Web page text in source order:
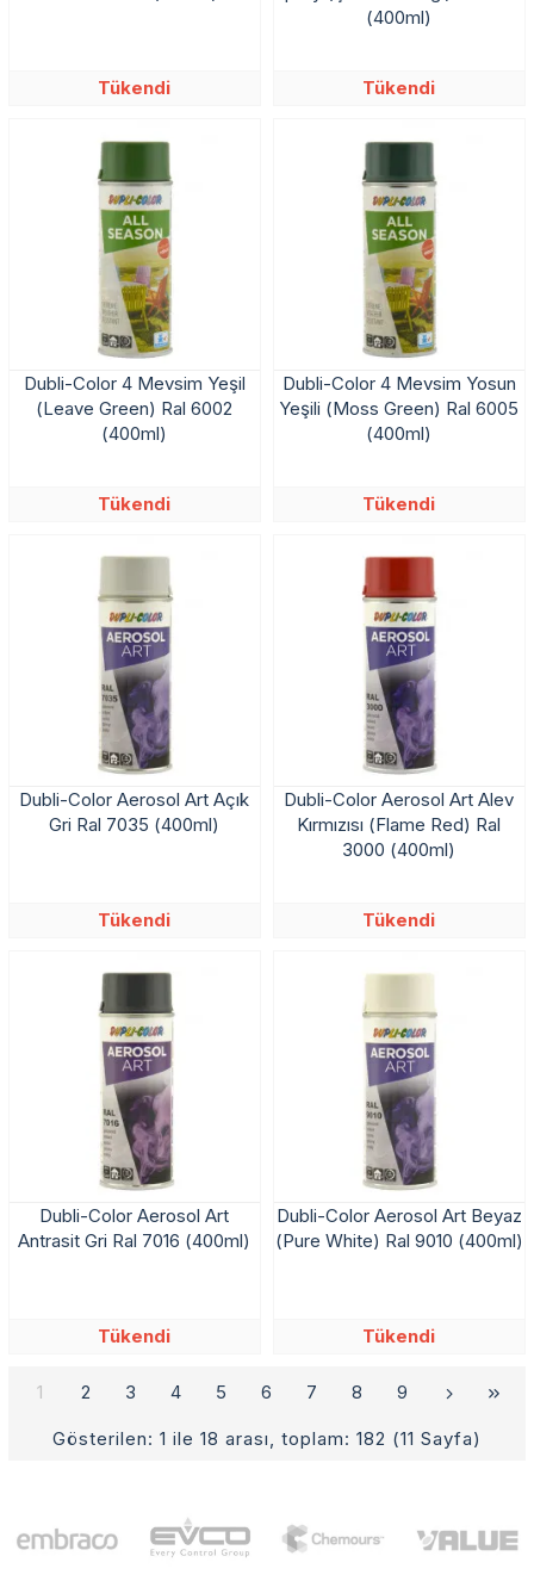
Tükendi
(400ml)
Tükendi
Dubli-Color 4 Mevsim Yeşil
(Leave Green) Ral 6002
(400ml)
Tükendi
Dubli-Color 4 Mevsim Yosun
Yeşili (Moss Green) Ral 6005
(400ml)
Tükendi
Dubli-Color Aerosol Art Açık
Gri Ral 7035 (400ml)
Tükendi
Dubli-Color Aerosol Art Alev
Kırmızısı (Flame Red) Ral
3000 (400ml)
Tükendi
Dubli-Color Aerosol Art
Antrasit Gri Ral 7016 (400ml)
Tükendi
Dubli-Color Aerosol Art Beyaz
(Pure White) Ral 9010 (400ml)
Tükendi
1 2 3 4 5 6 7 8 9
Gösterilen: 1 ile 18 arası, toplam: 182 (11 Sayfa)